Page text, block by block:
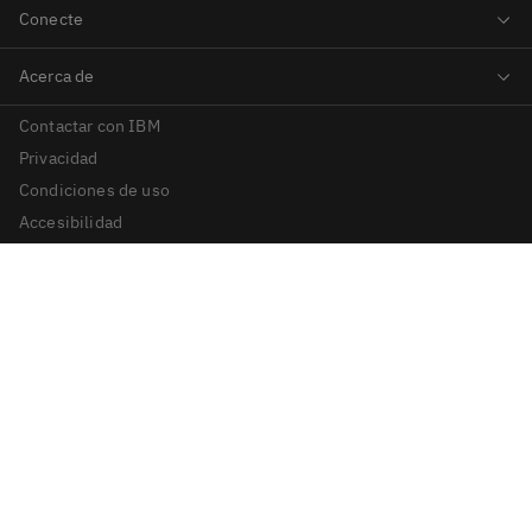
Contactar con IBM
Privacidad
Condiciones de uso
Accesibilidad